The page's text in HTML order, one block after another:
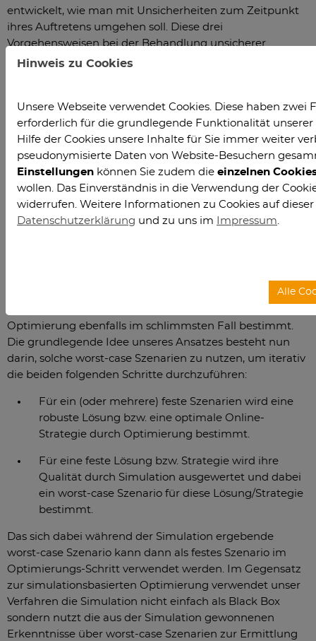
entwickelt, wie man mit Unsicherheiten zum Zeitpunkt
ihres Auftretens umgehen soll. Diese drei
Vorgehensweisen bei der Behandlung unsicherer
Probleme werden meistens getrennt voneinander
stochastische und robuste Optimierung und robuste,
stochastische und Online-Optimierung.
Zu untersuchende
Phänomene
Möchte man eine streng robuste Lösung finden oder
Optimierung möchte man sich gegen den schlimmsten
Optimierung ebenfalls im schlimmsten Fall bestimmt.
Die grundlegende Idee unseres Ansatzes besteht nun
darin, solche worst-case Szenarien zu nutzen, um iterativ
die beiden folgenden Schritte durchzuführen:
Für ein (oder mehrere) feste Szenarien wird eine
robuste Lösung bzw. eine optimale Online-
Strategie durch Optimierung bestimmt.
Für eine feste Lösung bzw. Strategie wird ihre
Qualität durch Simulation ausgewertet und dabei
ein worst-case Szenario für diese Lösung/Strategie
bestimmt.
Das sich dabei während der Simulation ergebende
worst-case Szenario kann dann als festes Szenario im
Optimierungs-Schritt verwendet werden. Im Gegensatz
zur simulationsbasierten Optimierung verwendet unser
Verfahren die Simulation nicht einfach als Black Box
sondern nutzt die aus der Simulation gewonnenen
Erkenntnisse über worst-case Szenarien zur Ermittlung
Hinweis zu Cookies
Unsere Webseite verwendet Cookies. Diese haben zwei
erforderlich für die grundlegende Funktionalität
Hilfe der Cookies unsere Inhalte für Sie immer weiter
pseudonymisierte Daten von Website-Besuchern
Einstellungen können Sie zudem die einzelnen
wollen. Das Einverständnis in die Verwendung der
widerrufen. Weitere Informationen zu Cookies auf
Datenschutzerklärung und zu uns im Impressum.
Alle